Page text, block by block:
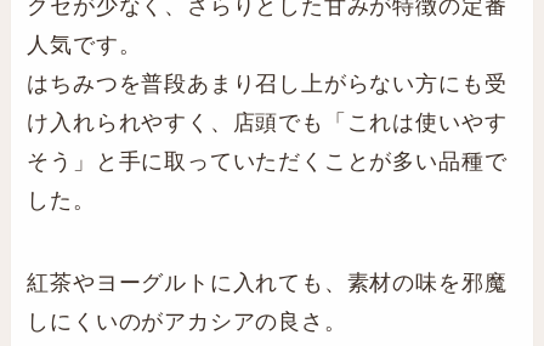
クセが少なく、さらりとした甘みが特徴の定番
人気です。
はちみつを普段あまり召し上がらない方にも受
け入れられやすく、店頭でも「これは使いやす
そう」と手に取っていただくことが多い品種で
した。
紅茶やヨーグルトに入れても、素材の味を邪魔
しにくいのがアカシアの良さ。